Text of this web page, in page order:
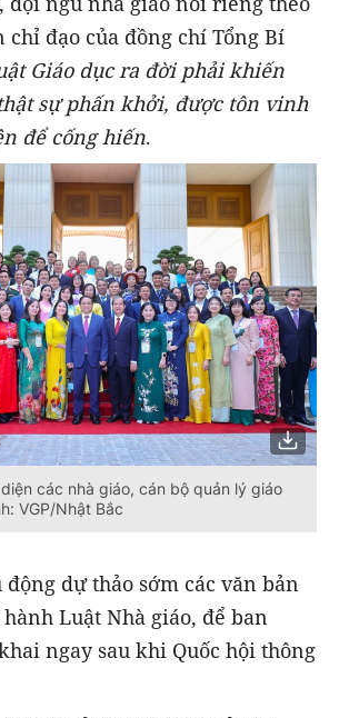
đạo của đồng chí Tổng Bí
Giáo dục ra đời phải khiến
sự phấn khởi, được tôn vinh
để cống hiến.
các nhà giáo, cán bộ quản lý giáo
VGP/Nhật Bắc
dự thảo sớm các văn bản
Luật Nhà giáo, để ban
ngay sau khi Quốc hội thông